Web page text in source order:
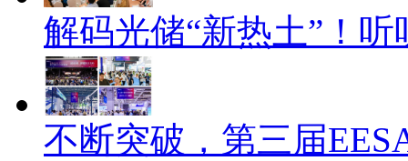
解码光储“新热土”！
不断突破，第三届